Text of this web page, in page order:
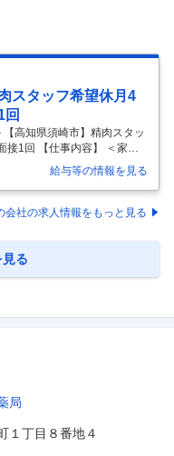
。 ◎連結決算業務 ◆グループ
とめ、及び子会社のマネジ
スタッフ希望休月4
回
高知県須崎市】精肉スタッ
1回 【仕事内容】 ＜家庭
希望休月4日＆転勤なしで
転居を伴う転勤なしで勤務
る！平日、土日、連休取得
コーナーにて、 商品製造や
トしていただきます。 ■具
します。 ・商品のパック
給与等の情報を見る
会社の求人情報をもっと見る
る
局
１丁目８番地４